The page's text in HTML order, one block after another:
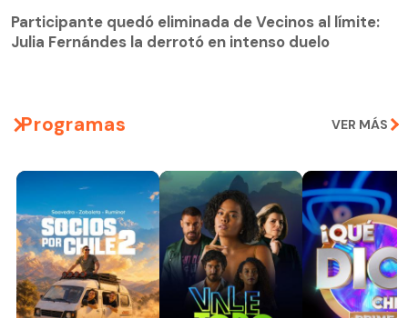
Julia Fernándes la derrotó en intenso duelo
Participante quedó eliminada de Vecinos al límite:
Julia Fernándes la derrotó en intenso duelo
Programas VER MÁS